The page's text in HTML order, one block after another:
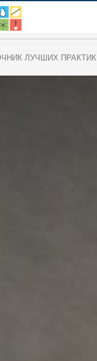
ЛУЧШИХ ПРАКТИК